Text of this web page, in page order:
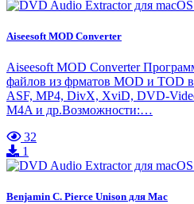
Aiseesoft MOD Converter
Aiseesoft MOD Converter
файлов из фрматов MOD и TOD
ASF, MP4, DivX, XviD, DVD-
M4A и др.Возможности:…
32
1
Benjamin C. Pierce Unison для Mac